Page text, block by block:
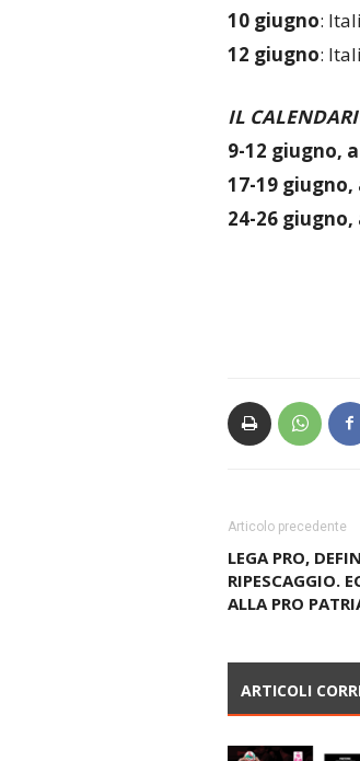
10 giugno:
12 giugno:
IL
9-12 giugno,
17-19
24-26
Articolo precedente
LEGA PRO,
RIPESCAGGIO.
ALLA PRO
ARTICOLI